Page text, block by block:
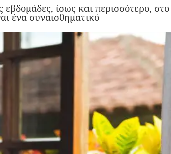
ίσως και περισσότερο,
ένα συναισθηματικό